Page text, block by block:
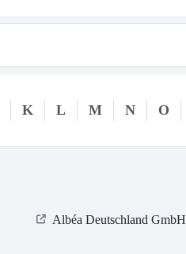
K L M N O
Albéa Deutschland GmbH